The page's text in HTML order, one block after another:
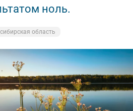
ноль.
область